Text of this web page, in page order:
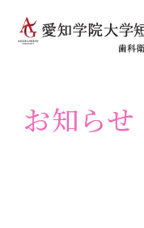
お知らせ